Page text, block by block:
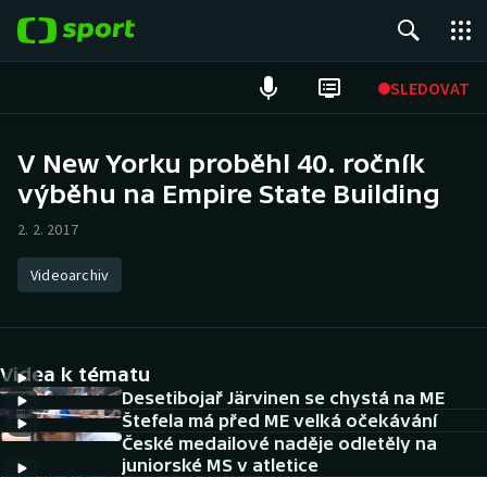
SLEDOVAT
Hokej
Atletika
DALŠÍ SPORTY
Americký fotbal
NEPŘEHLÉDNĚTE
V New Yorku proběhl 40. ročník
výběhu na Empire State Building
2. 2. 2017
Videoarchiv
Videa k tématu
Desetibojař Järvinen se chystá na ME
Štefela má před ME velká očekávání
České medailové naděje odletěly na
juniorské MS v atletice